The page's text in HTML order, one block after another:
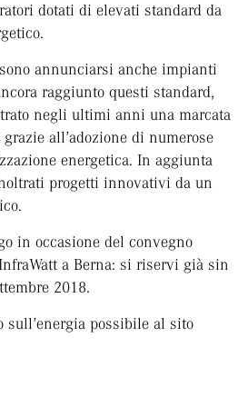
dotati di elevati standard da
annunciarsi anche impianti
raggiunto questi standard,
negli ultimi anni una marcata
all’adozione di numerose
energetica. In aggiunta
progetti innovativi da un
in occasione del convegno
a Berna: si riservi già sin
2018.
sull’energia possibile al sito